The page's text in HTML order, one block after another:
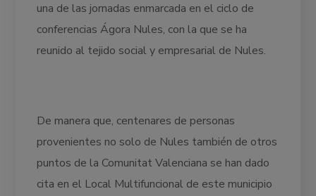
una de las jornadas enmarcada en el ciclo de
conferencias Ágora Nules, con la que se ha
reunido al tejido social y empresarial de Nules.
De manera que, centenares de personas
provenientes no solo de Nules también de otros
puntos de la Comunitat Valenciana se han dado
cita en el Local Multifuncional de este municipio